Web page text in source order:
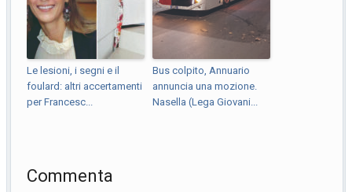
Le lesioni, i segni e il
foulard: altri accertamenti
per Francesc...
Bus colpito, Annuario
annuncia una mozione.
Nasella (Lega Giovani...
Commenta